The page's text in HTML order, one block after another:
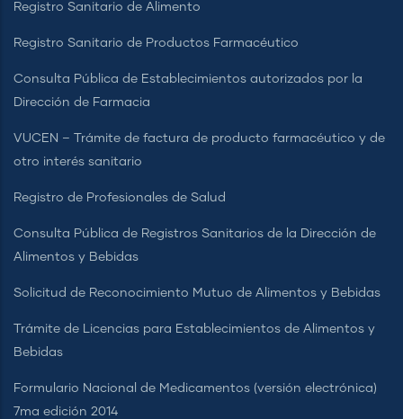
Registro Sanitario de Alimento
Registro Sanitario de Productos Farmacéutico
Consulta Pública de Establecimientos autorizados por la
Dirección de Farmacia
VUCEN – Trámite de factura de producto farmacéutico y de
otro interés sanitario
Registro de Profesionales de Salud
Consulta Pública de Registros Sanitarios de la Dirección de
Alimentos y Bebidas
Solicitud de Reconocimiento Mutuo de Alimentos y Bebidas
Trámite de Licencias para Establecimientos de Alimentos y
Bebidas
Formulario Nacional de Medicamentos (versión electrónica)
7ma edición 2014